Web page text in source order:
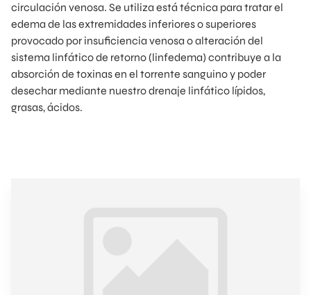
circulación venosa. Se utiliza está técnica para tratar el
edema de las extremidades inferiores o superiores
provocado por insuficiencia venosa o alteración del
sistema linfático de retorno (linfedema) contribuye a la
absorción de toxinas en el torrente sanguino y poder
desechar mediante nuestro drenaje linfático lípidos,
grasas, ácidos.